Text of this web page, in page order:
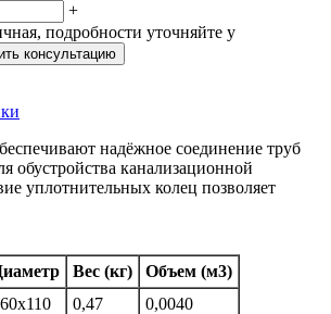
+
подробности уточняйте у
консультацию
надёжное соединение труб
обустройства канализационной
уплотнительных колец позволяет
Вес (кг)
Объем (м3)
0,47
0,0040